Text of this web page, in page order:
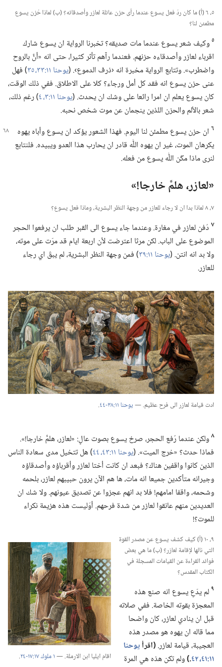
٥،‏ ٦ (‏أ)‏ ما كان ردّ فعل يسوع عندما رأى حزن عائلة لعازر وأصدقائه؟‏ (‏ب)‏ لماذا حُزن يسوع
مطمئن لنا؟‏
٥وكيف شعر يسوع عندما مات صديقه؟‏ تخبرنا الرواية ان يسوع شارك
اقرباء لعازر وأصدقاءه حزنهم.‏ فعندما رآهم تأثر كثيرا،‏ حتى انه «أنَّ بالروح
واضطرب».‏ وتتابع الرواية مخبرة انه ‹ذرف الدموع›.‏ (‏يوحنا ١١:‏٣٣،‏
‏)‏ فهل
عنى حزن يسوع انه فقد كل أمل ورجاء؟‏ كلا على الاطلاق.‏ ففي ذلك الوقت،‏
كان يسوع يعلم ان امرا رائعا على وشك ان يحدث.‏ (‏يوحنا ١١:‏٣،‏ ٤
‏)‏ رغم ذلك،‏
شعر بالألم والحزن اللذين ينجمان عن موت شخص نحبه.‏
٦ ان حزن يسوع مطمئن لنا اليوم.‏ فهذا الشعور يؤكد ان يسوع وأباهيهوه
يكرهان الموت،‏ غير ان يهوه اللّٰه قادر ان يحارب هذا العدو ويبيده.‏ فلنتابع
لنرى ماذا مكّن اللّٰه يسوع من فعله.‏
‏«لعازر،‏ هلمَّ خارجا!‏»‏
٧،‏ ٨ لماذا بدا ان لا رجاء للعازر من وجهة النظر البشرية،‏ وماذا فعل يسوع؟‏
٧ دُفن لعازر في مغارة.‏ وعندما جاء يسوع الى القبر طلب ان يرفعوا الحجر
الموضوع على الباب.‏ لكن مرثا اعترضت لأن اربعة ايام قد مرّت على موته،‏
ولا بد انه انتن.‏ (‏يوحنا ١١:‏٣٩
‏)‏ فمن وجهة النظر البشرية،‏ لم يبقَ اي رجاء
للعازر.‏
ادت قيامة لعازر الى فرح عظيم.‏ —‏يوحنا ١١:‏٣٨-‏٤٤ ‏.‏
٨ولكن عندما رُفع الحجر،‏ صرخ يسوع بصوت عالٍ:‏ «لعازر،‏ هلمَّ خارجا!‏».‏
فماذا حدث؟‏ «خرج الميت».‏ (‏يوحنا ١١:‏٤٣،‏ ٤٤
‏)‏ هل تتخيل مدى سعادة الناس
الذين كانوا واقفين هناك؟‏ فبعد ان كانت أختا لعازر وأقرباؤه وأصدقاؤه
وجيرانه متأكدين جميعا انه مات،‏ ها هم الآن يرون حبيبهم لعازر،‏ بلحمه
وشحمه،‏ واقفا امامهم!‏ فلا بد انهم عجزوا عن تصديق عيونهم.‏ ولا شك ان
العديدين منهم عانقوا لعازر من شدة فرحهم.‏ أوَليست هذه هزيمة نكراء
للموت؟‏!‏
اقام ايليا ابن الارملة.‏ —‏١ ملوك ١٧:‏١٧-‏٢٤ ‏.‏
٩،‏ ١٠ (‏أ)‏ كيف كشف يسوع عن مصدر القوة
التي نالها لإقامة لعازر؟‏ (‏ب)‏ ما هي بعض
فوائد القراءة عن القيامات المسجلة في
الكتاب المقدس؟‏
٩لم يدّعِ يسوع انه صنع هذه
المعجزة بقوته الخاصة.‏ ففي صلاته
قبل ان ينادي لعازر،‏ كان واضحا
مما قاله ان يهوه هو مصدر هذه
العجيبة،‏ قيامة لعازر.‏‏(‏اقرأيوحنا
١١:‏٤١،‏ ٤٢
‏.‏)‏ولم تكن هذه هي المرة